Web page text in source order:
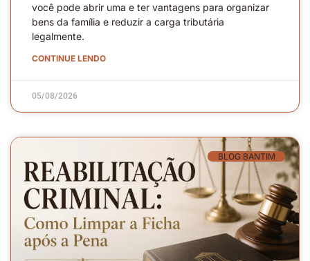
você pode abrir uma e ter vantagens para organizar
bens da família e reduzir a carga tributária
legalmente.
CONTINUE LENDO
05/08/2026
BLOG BANTIM